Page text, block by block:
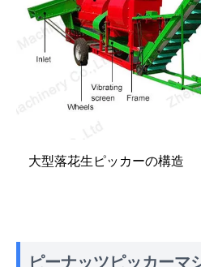
大型落花生ピッカーの構造
ピーナッツピッカーマ